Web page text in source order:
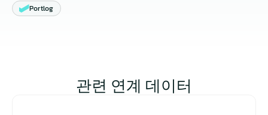
Portlog
관련 연계 데이터